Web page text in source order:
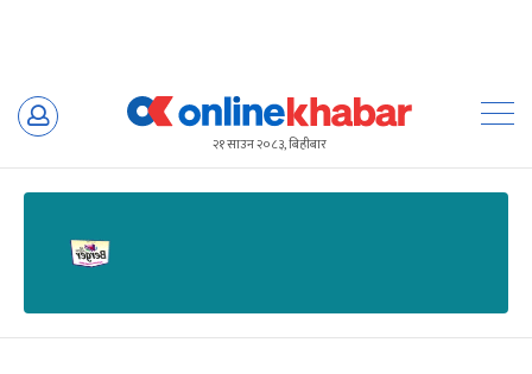
Skip
२१ साउन २०८३, बिहीबार